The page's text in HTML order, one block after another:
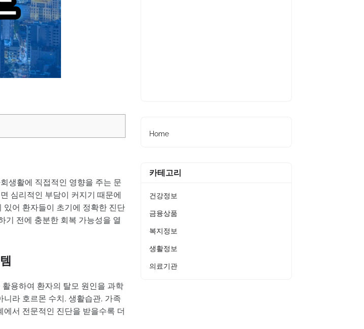
생활에 직접적인 영향을 주는 문
심리적인 부담이 커지기 때문에
있어 환자들이 초기에 정확한 진단
기 전에 충분한 회복 가능성을 열
용하여 환자의 탈모 원인을 과학
라 호르몬 수치, 생활습관, 가족
서 전문적인 진단을 받을수록 더
Home
카테고리
건강정보
금융상품
복지정보
생활정보
의료기관